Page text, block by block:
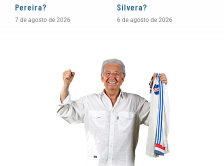
Pereira?
7 de agosto de 2026
Silvera?
6 de agosto de 2026